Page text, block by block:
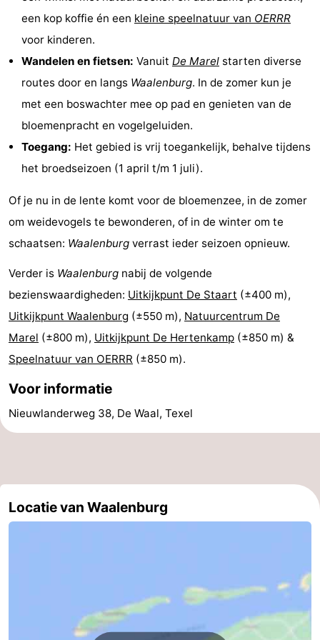
Wadlopen
Zeehonden
Eten
drinken
Evenementen
Praktisch
Forum
-
Boot
Waddenhoppen
-
Parkeren
Reisboekenwinkel
Nieuws
adressen
Regio
Schiermonnikoog
-
een kop koffie én een kleine speelnatuur van OERRR
voor kinderen.
Wandelen en fietsen: Vanuit De Marel starten diverse
routes door en langs Waalenburg. In de zomer kun je
met een boswachter mee op pad en genieten van de
bloemenpracht en vogelgeluiden.
Toegang: Het gebied is vrij toegankelijk, behalve tijdens
het broedseizoen (1 april t/m 1 juli).
Of je nu in de lente komt voor de bloemenzee, in de zomer
om weidevogels te bewonderen, of in de winter om te
schaatsen: Waalenburg verrast ieder seizoen opnieuw.
Verder is Waalenburg nabij de volgende
bezienswaardigheden: Uitkijkpunt De Staart (±400 m),
Uitkijkpunt Waalenburg (±550 m), Natuurcentrum De
Marel (±800 m), Uitkijkpunt De Hertenkamp (±850 m) &
Speelnatuur van OERRR (±850 m).
Voor informatie
Nieuwlanderweg 38, De Waal, Texel
Locatie van Waalenburg